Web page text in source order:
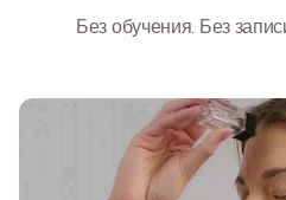
Без обучения. Без